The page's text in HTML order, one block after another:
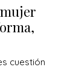
cuestión